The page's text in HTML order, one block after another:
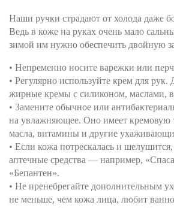
Наши ручки страдают от холода даже
Ведь в коже на руках очень мало
зимой им нужно обеспечить двойную
• Непременно носите варежки или
• Регулярно используйте крем для
жирные кремы с силиконом, маслами,
• Замените обычное или
на увлажняющее. Оно имеет кремовую
масла, витамины и другие
• Если кожа потрескалась и
аптечные средства — например,
«Бепантен».
• Не пренебрегайте дополнительным
не меньше, чем кожа лица, любит